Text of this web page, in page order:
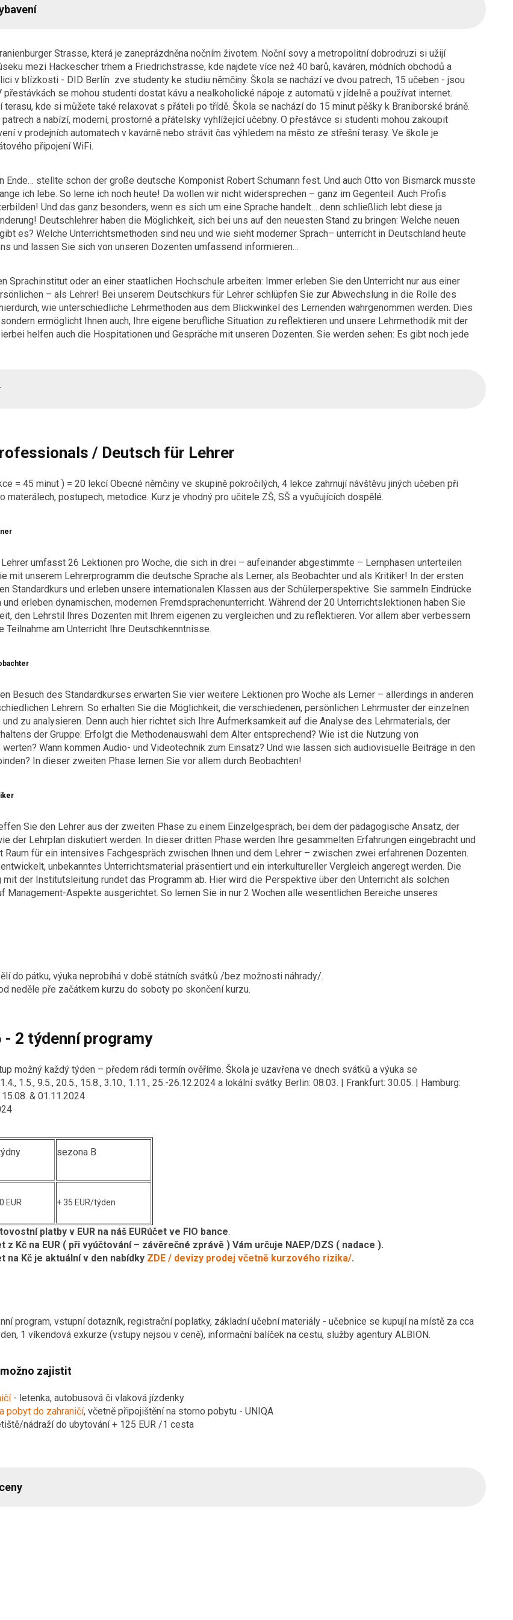
Strasse, která je zaneprázdněna nočním životem. Noční sovy a metropolitní dobrodruzi si užijí
mezi Hackescher trhem a Friedrichstrasse, kde najdete více než 40 barů, kaváren, módních obchodů a
v blízkosti - DID Berlín zve studenty ke studiu němčiny. Škola se nachází ve dvou patrech, 15 učeben - jsou
přestávkách se mohou studenti dostat kávu a nealkoholické nápoje z automatů v jídelně a používat internet.
terasu, kde si můžete také relaxovat s přáteli po třídě. Škola se nachází do 15 minut pěšky k Braniborské bráně.
a nabízí, moderní, prostorné a přátelsky vyhlížející učebny. O přestávce si studenti mohou zakoupit
v prodejních automatech v kavárně nebo strávit čas výhledem na město ze střešní terasy. Ve škole je
připojení WiFi.
Ende… stellte schon der große deutsche Komponist Robert Schumann fest. Und auch Otto von Bismarck musste
ich lebe. So lerne ich noch heute! Da wollen wir nicht widersprechen – ganz im Gegenteil: Auch Profis
Und das ganz besonders, wenn es sich um eine Sprache handelt… denn schließlich lebt diese ja
Deutschlehrer haben die Möglichkeit, sich bei uns auf den neuesten Stand zu bringen: Welche neuen
es? Welche Unterrichtsmethoden sind neu und wie sieht moderner Sprach– unterricht in Deutschland heute
und lassen Sie sich von unseren Dozenten umfassend informieren…
Sprachinstitut oder an einer staatlichen Hochschule arbeiten: Immer erleben Sie den Unterricht nur aus einer
– als Lehrer! Bei unserem Deutschkurs für Lehrer schlüpfen Sie zur Abwechslung in die Rolle des
wie unterschiedliche Lehrmethoden aus dem Blickwinkel des Lernenden wahrgenommen werden. Dies
ermöglicht Ihnen auch, Ihre eigene berufliche Situation zu reflektieren und unsere Lehrmethodik mit der
helfen auch die Hospitationen und Gespräche mit unseren Dozenten. Sie werden sehen: Es gibt noch jede
/ Deutsch für Lehrer
= 45 minut ) = 20 lekcí Obecné němčiny ve skupině pokročilých, 4 lekce zahrnují návštěvu jiných učeben při
materálech, postupech, metodice. Kurz je vhodný pro učitele ZŠ, SŠ a vyučujících dospělé.
umfasst 26 Lektionen pro Woche, die sich in drei – aufeinander abgestimmte – Lernphasen unterteilen
mit unserem Lehrerprogramm die deutsche Sprache als Lerner, als Beobachter und als Kritiker! In der ersten
Standardkurs und erleben unsere internationalen Klassen aus der Schülerperspektive. Sie sammeln Eindrücke
erleben dynamischen, modernen Fremdsprachenunterricht. Während der 20 Unterrichtslektionen haben Sie
den Lehrstil Ihres Dozenten mit Ihrem eigenen zu vergleichen und zu reflektieren. Vor allem aber verbessern
Teilnahme am Unterricht Ihre Deutschkenntnisse.
Besuch des Standardkurses erwarten Sie vier weitere Lektionen pro Woche als Lerner – allerdings in anderen
Lehrern. So erhalten Sie die Möglichkeit, die verschiedenen, persönlichen Lehrmuster der einzelnen
zu analysieren. Denn auch hier richtet sich Ihre Aufmerksamkeit auf die Analyse des Lehrmaterials, der
der Gruppe: Erfolgt die Methodenauswahl dem Alter entsprechend? Wie ist die Nutzung von
Wann kommen Audio- und Videotechnik zum Einsatz? Und wie lassen sich audiovisuelle Beiträge in den
In dieser zweiten Phase lernen Sie vor allem durch Beobachten!
Sie den Lehrer aus der zweiten Phase zu einem Einzelgespräch, bei dem der pädagogische Ansatz, der
der Lehrplan diskutiert werden. In dieser dritten Phase werden Ihre gesammelten Erfahrungen eingebracht und
für ein intensives Fachgespräch zwischen Ihnen und dem Lehrer – zwischen zwei erfahrenen Dozenten.
unbekanntes Unterrichtsmaterial präsentiert und ein interkultureller Vergleich angeregt werden. Die
der Institutsleitung rundet das Programm ab. Hier wird die Perspektive über den Unterricht als solchen
Management-Aspekte ausgerichtet. So lernen Sie in nur 2 Wochen alle wesentlichen Bereiche unseres
do pátku, výuka neprobíhá v době státních svátků /bez možnosti náhrady/.
neděle pře začátkem kurzu do soboty po skončení kurzu.
- 2 týdenní programy
možný každý týden – předem rádi termín ověříme. Škola je uzavřena ve dnech svátků a výuka se
1.5., 9.5., 20.5., 15.8., 3.10., 1.11., 25.-26.12.2024a lokální svátky Berlin: 08.03. | Frankfurt: 30.05. | Hamburg:
& 01.11.2024
sezona B
EUR + 35 EUR/týden
platby v EUR na náš EURúčet ve FIO bance.
z Kč na EUR ( při vyúčtování – závěrečné zprávě ) Vám určuje NAEP/DZS ( nadace ).
na Kč je aktuální v den nabídky ZDE / devizy prodej včetně kurzového rizika/.
program, vstupní dotazník, registrační poplatky, základní učební materiály - učebnice se kupují na místě za cca
1 víkendová exkurze (vstupy nejsou v ceně), informační balíček na cestu, služby agentury ALBION.
zajistit
- letenka, autobusová či vlaková jízdenky
pobyt do zahraničí, včetně připojištění na storno pobytu - UNIQA
nádraží do ubytování + 125 EUR /1 cesta